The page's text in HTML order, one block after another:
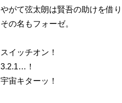
やがて弦太朗は賢吾の助けを借
その名もフォーゼ。
スイッチオン！
3.2.1…！
宇宙キターッ！